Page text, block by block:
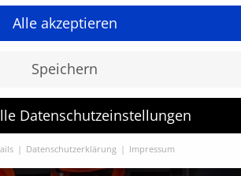
Alle akzeptieren
Speichern
Datenschutzeinstellungen
Datenschutzerklärung Impressum